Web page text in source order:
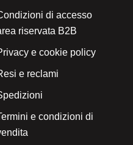
di accesso
riservata B2B
e cookie policy
e reclami
e condizioni di